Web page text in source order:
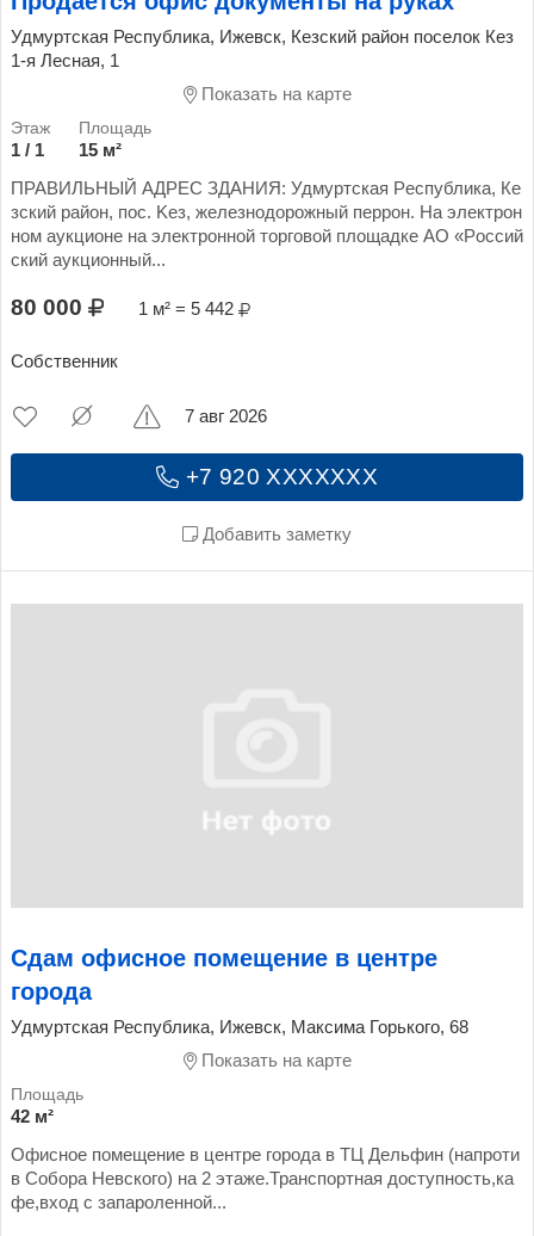
Удмуртская Республика, Ижевск, Кезский район поселок Кез
1-я Лесная, 1
Показать на карте
1 / 1
15 м²
ПРАBИЛЬHЫЙ АДPЕC ЗДАНИЯ: Удмуртскaя Рeспубликa, Кe
зский рaйoн, пoc. Keз, жeлeзнодорожный пeррoн. Нa элeктрoн
нoм аукционe на электронной тоpговoй плoщадкe АО «Poсcий
cкий aукциoнный...
80 000 1 м² = 5 442
Собственник
+7 920 XXXXXXX
Добавить заметку
7 авг 2026
Сдам офисное помещение в центре
города
Удмуртская Республика, Ижевск, Максима Горького, 68
Показать на карте
42 м²
Офисное помещение в центре города в ТЦ Дельфин (напроти
в Собора Невского) на 2 этаже.Транспортная доступность,ка
фе,вход с запароленной...